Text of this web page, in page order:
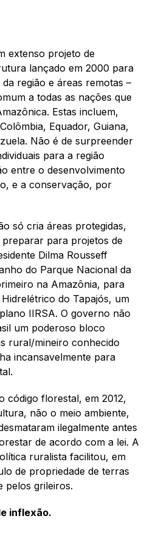
extenso projeto de
lançado em 2000 para
região e áreas remotas –
a todas as nações que
Estas incluem,
Equador, Guiana,
Não é de surpreender
para a região
entre o desenvolvimento
e a conservação, por
só cria áreas protegidas,
para projetos de
Dilma Rousseff
do Parque Nacional da
na Amazônia, para
do Tapajós, um
IIRSA. O governo não
um poderoso bloco
rural/mineiro conhecido
incansavelmente para
código florestal, em 2012,
não o meio ambiente,
ilegalmente antes
de acordo com a lei. A
ruralista facilitou, em
de propriedade de terras
pelos grileiros.
inflexão.